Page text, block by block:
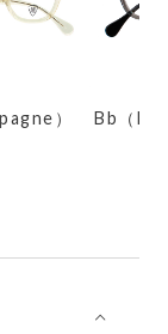
）
Bb（
⌵